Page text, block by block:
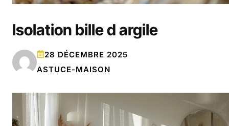
Isolation bille d argile
28 DÉCEMBRE 2025
ASTUCE-MAISON